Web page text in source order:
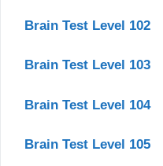
Brain Test Level 102
Brain Test Level 103
Brain Test Level 104
Brain Test Level 105